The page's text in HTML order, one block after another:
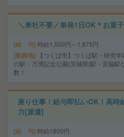
＼来社不要／単発1日OK＊お菓
給 与 時給1,500円～1,875円
勤務地
【つくば市】つくば駅・研究
の駅・万博記念公園(茨城県)駅・宮脇駅
数！
座り仕事！給与即払いOK！高時
力[派遣]
給 与 時給1800円